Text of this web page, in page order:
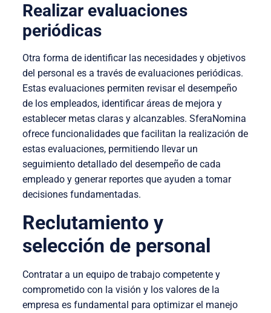
Realizar evaluaciones
periódicas
Otra forma de identificar las necesidades y objetivos
del personal es a través de evaluaciones periódicas.
Estas evaluaciones permiten revisar el desempeño
de los empleados, identificar áreas de mejora y
establecer metas claras y alcanzables. SferaNomina
ofrece funcionalidades que facilitan la realización de
estas evaluaciones, permitiendo llevar un
seguimiento detallado del desempeño de cada
empleado y generar reportes que ayuden a tomar
decisiones fundamentadas.
Reclutamiento y
selección de personal
Contratar a un equipo de trabajo competente y
comprometido con la visión y los valores de la
empresa es fundamental para optimizar el manejo